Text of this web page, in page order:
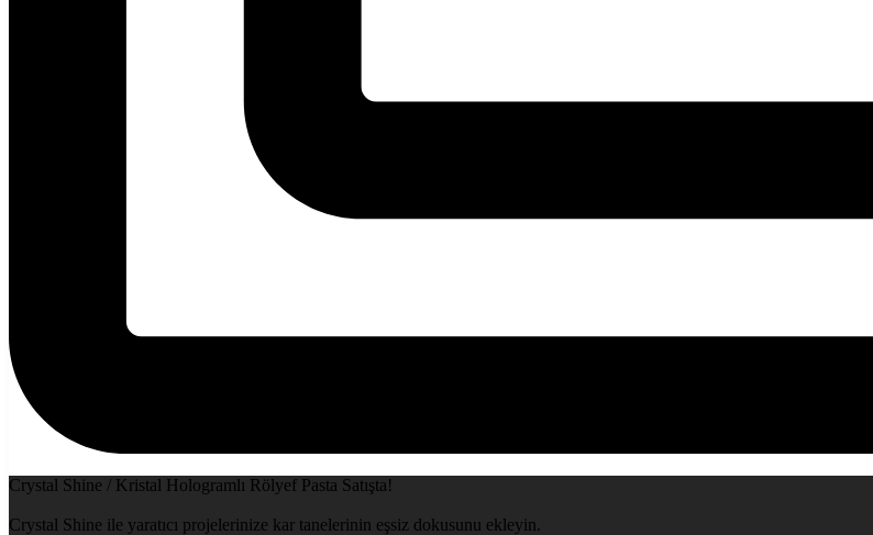
Crystal Shine / Kristal Hologramlı Rölyef Pasta Satışta!
Crystal Shine ile yaratıcı projelerinize kar tanelerinin eşsiz dokusunu ekleyin.